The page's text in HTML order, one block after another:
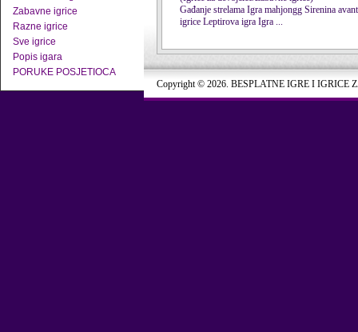
Zabavne igrice
Razne igrice
Sve igrice
Popis igara
PORUKE POSJETIOCA
Gađanje strelama Igra mahjongg Sirenina avantura Šampionat u skokovima Skoči u bazen Povezivanje životinja Ljubljenje u bolnici Mahjong
igrice Leptirova igra Igra ...
Copyright © 2026. BESPLATNE IGRE I IGRICE